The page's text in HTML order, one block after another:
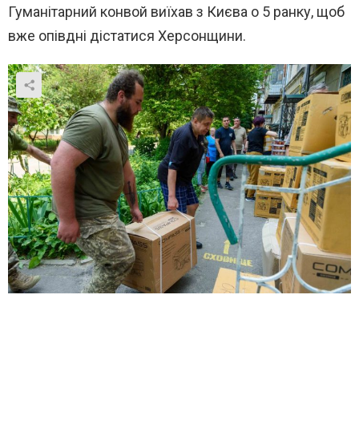
Гуманітарний конвой виїхав з Києва о 5 ранку, щоб
вже опівдні дістатися Херсонщини.